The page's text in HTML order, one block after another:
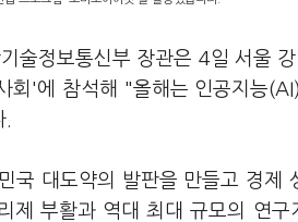
술정보통신부 장관은 4일 서울
회'에 참석해 "올해는 인공지능
국 대도약의 발판을 만들고 경제
부활과 역대 최대 규모의 연구